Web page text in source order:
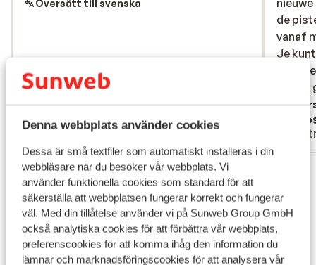
Denna webbplats använder cookies
Dessa är små textfiler som automatiskt installeras i din
webbläsare när du besöker vår webbplats. Vi
använder funktionella cookies som standard för att
säkerställa att webbplatsen fungerar korrekt och fungerar
väl. Med din tillåtelse använder vi på Sunweb Group GmbH
också analytiska cookies för att förbättra vår webbplats,
preferenscookies för att komma ihåg den information du
lämnar och marknadsföringscookies för att analysera vår
Översätt till svenska
Anonym
Partner
de
vanaf
Je
en
zeer
heel
stond
de
vanaf
Je
en
Visa alla 6 omdömen
Läge